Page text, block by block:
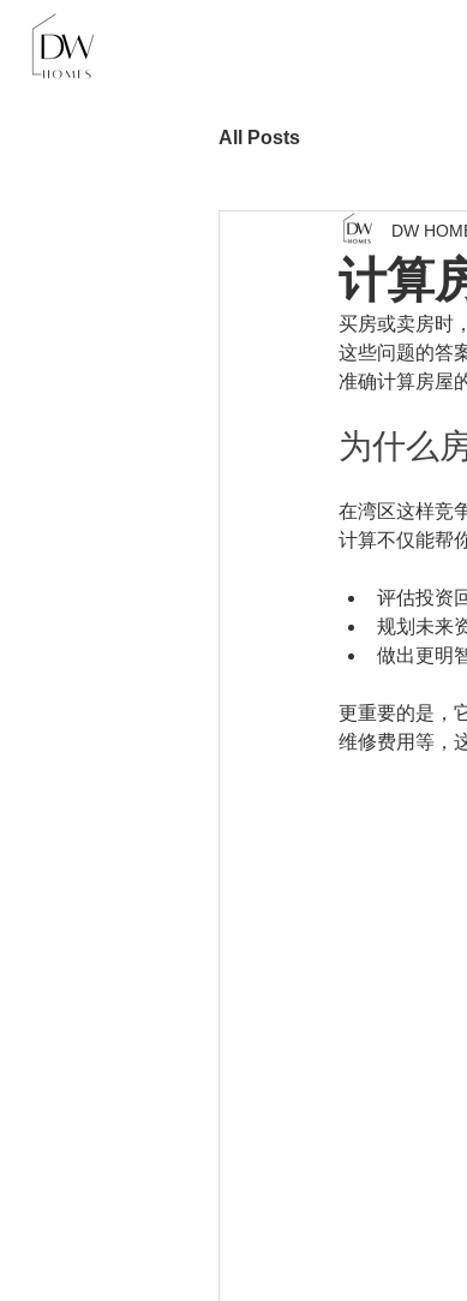
All Posts
计算
DW
买房或卖房时
这些问题的答
准确计算房屋
为什么
在湾区这样竞
计算不仅能帮
评估投资
规划未来
做出更明
更重要的是，
维修费用等，